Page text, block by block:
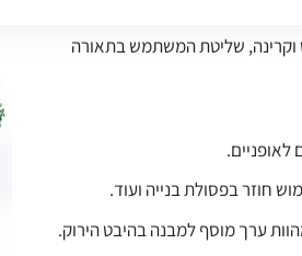
וקרינה, שליטת המשתמש בתאורה
חוזר בפסולת בנייה ועוד.
ערך מוסף למבנה בהיבט הירוק.